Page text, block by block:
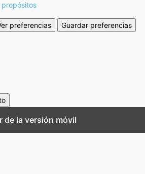
propósitos
preferencias
Guardar preferencias
de la versión móvil